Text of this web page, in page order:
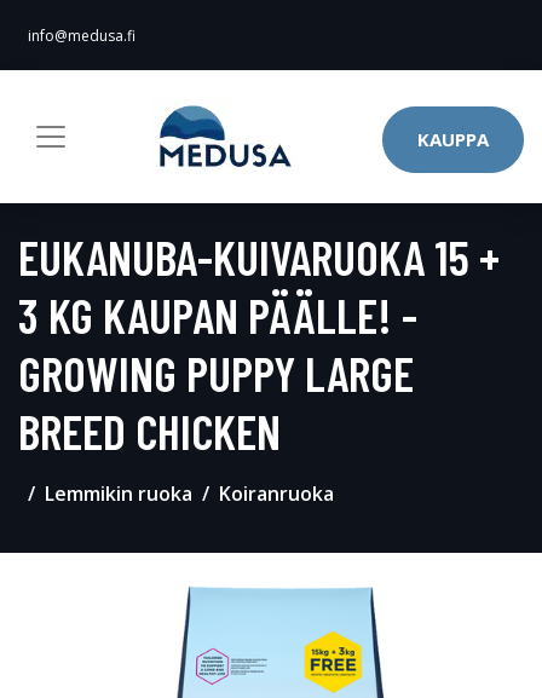
info@medusa.fi
KAUPPA
EUKANUBA-KUIVARUOKA 15 +
3 KG KAUPAN PÄÄLLE! -
GROWING PUPPY LARGE
BREED CHICKEN
Lemmikin ruoka Koiranruoka